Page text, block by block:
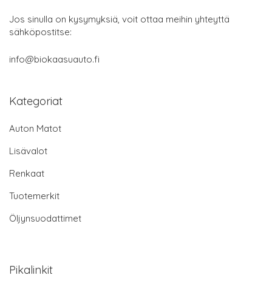
Jos sinulla on kysymyksiä, voit ottaa meihin yhteyttä
sähköpostitse:
info@biokaasuauto.fi
Kategoriat
Auton Matot
Lisävalot
Renkaat
Tuotemerkit
Öljynsuodattimet
Pikalinkit